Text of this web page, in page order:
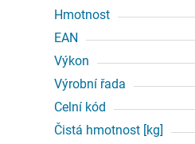
Hmotnost
EAN
Výkon
Výrobní řada
Celní kód
Čistá hmotnost [kg]